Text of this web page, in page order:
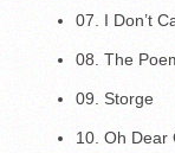
07. I Don’t
08. The
09. Storge
10. Oh Dear